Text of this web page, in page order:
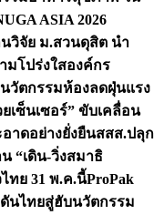
ASIA 2026
วิจัย ม.สวนดุสิต นำ
มโปร่งใสองค์กร
วัตกรรมห้องลดฝุ่นแรง
เซ็นเซอร์” ขับเคลื่อน
าดอย่างยั่งยืนสสส.ปลุก
“เดิน-วิ่งสมาธิ
ทย 31 พ.ค.นี้ProPak
ดันไทยสู่ฮับนวัตกรรม